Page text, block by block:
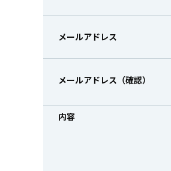
メールアドレス
メールアドレス（確認）
内容